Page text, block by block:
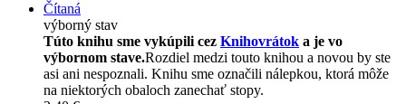
Čítaná
výborný stav
Túto knihu sme vykúpili cez Knihovrátok a je vo
výbornom stave.Rozdiel medzi touto knihou a novou by ste
asi ani nespoznali. Knihu sme označili nálepkou, ktorá môže
na niektorých obaloch zanechať stopy.